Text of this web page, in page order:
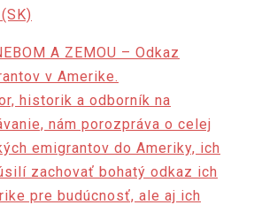
A ZEMOU – Odkaz
v Amerike.
historik a odborník na
nám porozpráva o celej
emigrantov do Ameriky, ich
zachovať bohatý odkaz ich
pre budúcnosť, ale aj ich